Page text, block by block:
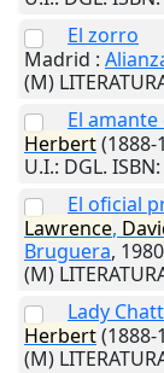
El zorro
Madrid :
(M)
El
Herbert(1888-
U.I.: DGL.
El oficial
Lawrence,
Bruguera, 1980
(M)
Lady
Herbert(1888-
(M)